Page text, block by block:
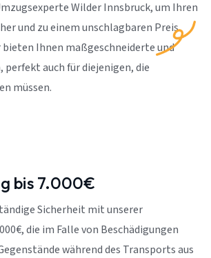
Wilder Innsbruck, um Ihren
und zu einem unschlagbaren Preis
bieten Ihnen maßgeschneiderte und
perfekt auch für diejenigen, die
müssen.
bis 7.000€
Sicherheit mit unserer
die im Falle von Beschädigungen
während des Transports aus